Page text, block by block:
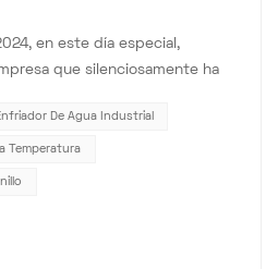
en este día especial,
que silenciosamente ha
de Zillion comenzó en 1990 con
auxiliares de primer nivel
En sus inicios, la empresa se
De Agua Industrial
Temperatura